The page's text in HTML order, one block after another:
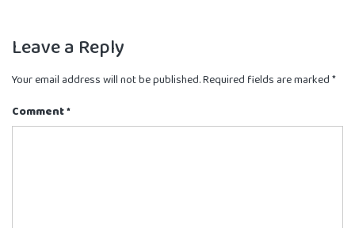
Leave a Reply
Your email address will not be published.Required fields are marked*
Comment*